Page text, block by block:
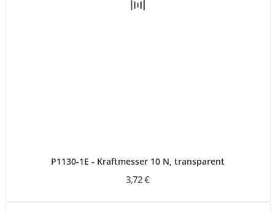
P1130-1E - Kraftmesser 10 N, transparent
3,72 €